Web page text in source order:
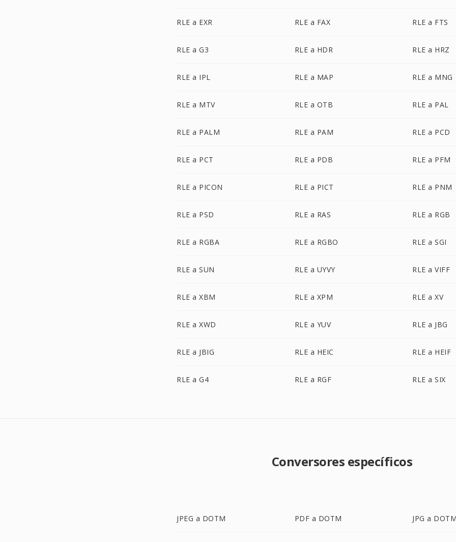
RLE a EXR RLE a FAX RLE a FTS
RLE a G3 RLE a HDR RLE a HRZ
RLE a IPL RLE a MAP RLE a MNG
RLE a MTV RLE a OTB RLE a PAL
RLE a PALM RLE a PAM RLE a PCD
RLE a PCT RLE a PDB RLE a PFM
RLE a PICON RLE a PICT RLE a PNM
RLE a PSD RLE a RAS RLE a RGB
RLE a RGBA RLE a RGBO RLE a SGI
RLE a SUN RLE a UYVY RLE a VIFF
RLE a XBM RLE a XPM RLE a XV
RLE a XWD RLE a YUV RLE a JBG
RLE a JBIG RLE a HEIC RLE a HEIF
RLE a G4 RLE a RGF RLE a SIX
Conversores específicos
JPEG a DOTM PDF a DOTM JPG a